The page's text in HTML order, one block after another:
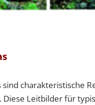
charakteristische
Diese Leitbilder für